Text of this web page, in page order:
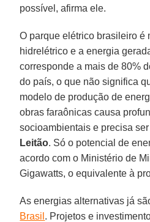
possível, afirma ele.
O parque elétrico brasileiro é
hidrelétrico e a energia
corresponde a mais de 80%
do país, o que não significa
modelo de produção de
obras faraônicas causa
socioambientais e precisa
Leitão. Só o potencial de
acordo com o Ministério de
Gigawatts, o equivalente à
As energias alternativas já
Brasil . Projetos e